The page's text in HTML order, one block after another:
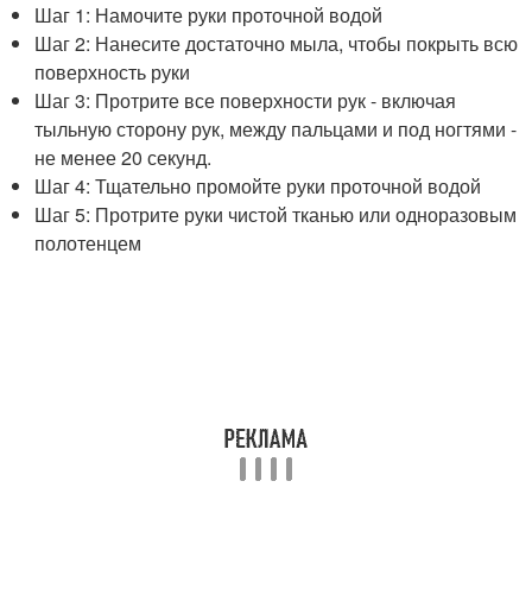
Шаг 1: Намочите руки проточной водой
Шаг 2: Нанесите достаточно мыла, чтобы покрыть всю
поверхность руки
Шаг 3: Протрите все поверхности рук - включая
тыльную сторону рук, между пальцами и под ногтями -
не менее 20 секунд.
Шаг 4: Тщательно промойте руки проточной водой
Шаг 5: Протрите руки чистой тканью или одноразовым
полотенцем